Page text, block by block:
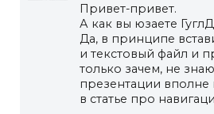
Привет-привет.
А как вы юзаете
Да, в принципе
и текстовый файл и
только зачем, не
презентации вполне
в статье про